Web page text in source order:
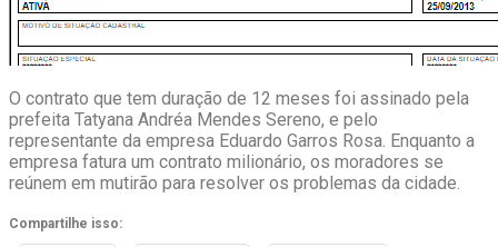
O contrato que tem duração de 12 meses foi assinado pela
prefeita Tatyana Andréa Mendes Sereno, e pelo
representante da empresa Eduardo Garros Rosa. Enquanto a
empresa fatura um contrato milionário, os moradores se
reúnem em mutirão para resolver os problemas da cidade.
Compartilhe isso: